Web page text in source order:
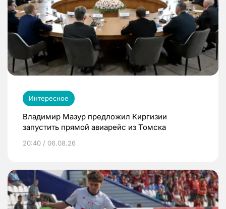
Интересное
Владимир Мазур предложил Киргизии
запустить прямой авиарейс из Томска
20:40 / 06.08.26